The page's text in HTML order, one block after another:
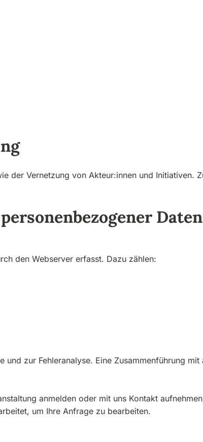
der Vernetzung von Akteur:innen und Initiativen.
Daten
den Webserver erfasst. Dazu zählen:
zur Fehleranalyse. Eine Zusammenführung
anmelden oder mit uns Kontakt
um Ihre Anfrage zu bearbeiten.